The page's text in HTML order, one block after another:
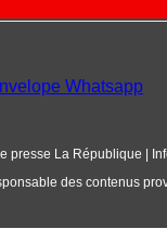
Whatsapp
presse La République |
des contenus